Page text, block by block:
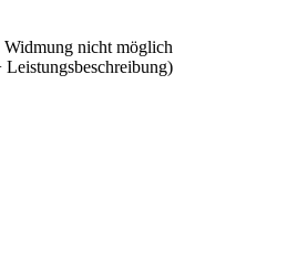
Widmung nicht möglich